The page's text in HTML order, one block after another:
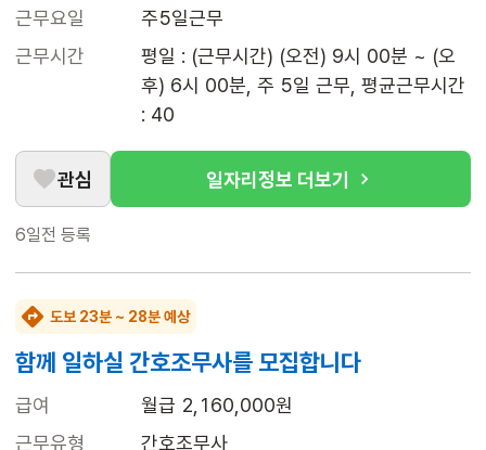
근무요일
주5일근무
근무시간
평일 : (근무시간) (오전) 9시 00분 ~ (오
후) 6시 00분, 주 5일 근무, 평균근무시간
: 40
관심 일자리정보 더보기
6일전 등록
도보 23분 ~ 28분 예상
함께 일하실 간호조무사를 모집합니다
급여
월급 2,160,000원
근무유형
간호조무사